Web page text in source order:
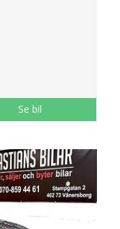
Se bil